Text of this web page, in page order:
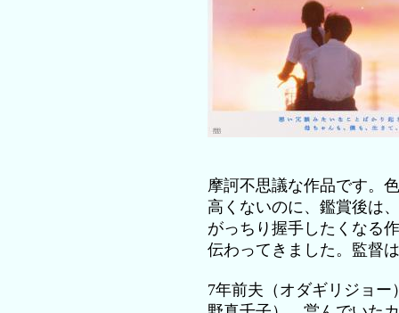
摩訶不思議な作品です。
高くないのに、鑑賞後は
がっちり握手したくなる
伝わってきました。監督
7年前夫（オダギリジョ